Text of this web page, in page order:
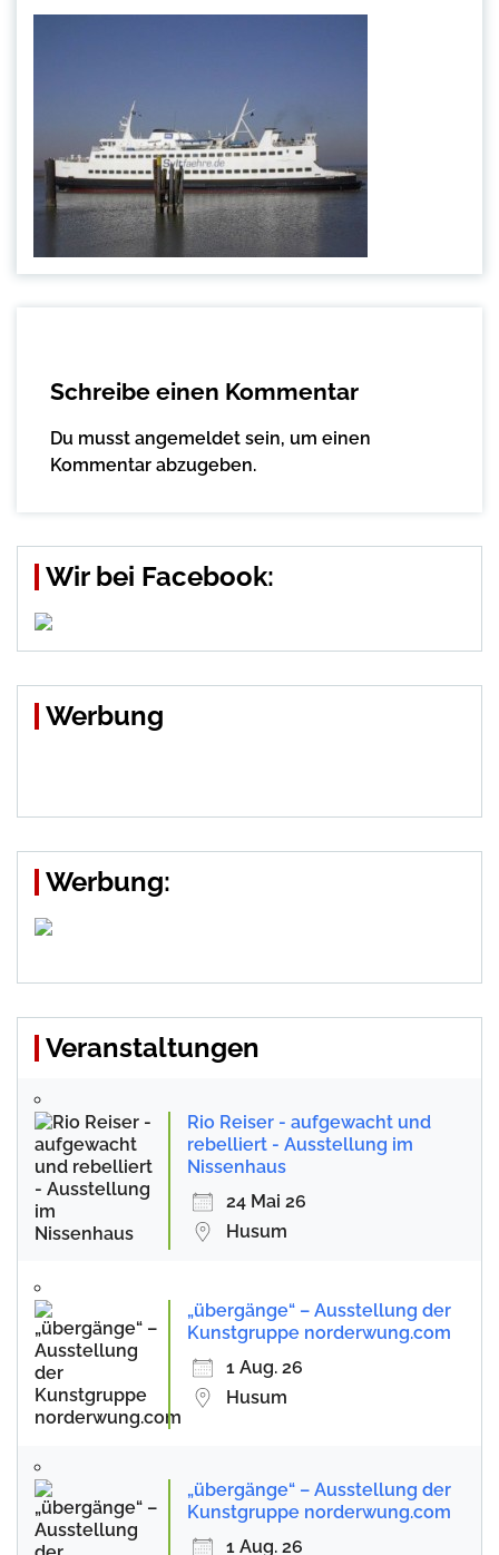
Schreibe einen Kommentar
Du musst angemeldet sein, um einen
Kommentar abzugeben.
Wir bei Facebook:
Werbung
Werbung:
Veranstaltungen
Rio Reiser - aufgewacht und
rebelliert - Ausstellung im
Nissenhaus
24 Mai 26
Husum
„übergänge“ – Ausstellung der
Kunstgruppe norderwung.com
1 Aug. 26
Husum
„übergänge“ – Ausstellung der
Kunstgruppe norderwung.com
1 Aug. 26